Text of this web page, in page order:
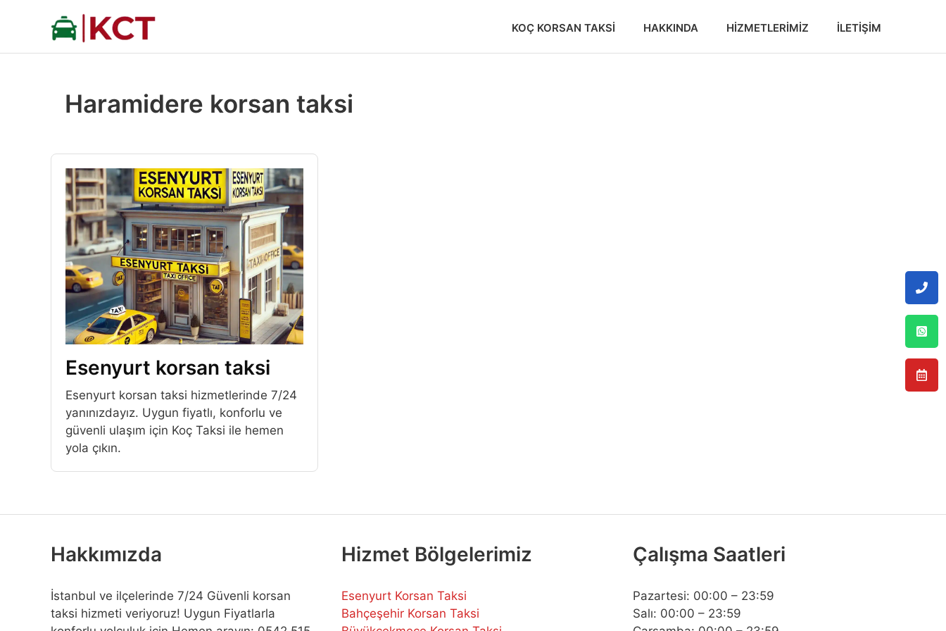
KOÇ KORSAN TAKSI HAKKINDA HIZMETLERIMIZ İLETIŞIM
Haramidere korsan taksi
Esenyurt korsan taksi
Esenyurt korsan taksi hizmetlerinde 7/24
yanınızdayız. Uygun fiyatlı, konforlu ve
güvenli ulaşım için Koç Taksi ile hemen
yola çıkın.
Hakkımızda
İstanbul ve ilçelerinde 7/24 Güvenli korsan
taksi hizmeti veriyoruz! Uygun Fiyatlarla
Hizmet Bölgelerimiz
Esenyurt Korsan Taksi
Bahçeşehir Korsan Taksi
Çalışma Saatleri
Pazartesi: 00:00 – 23:59
Salı: 00:00 – 23:59